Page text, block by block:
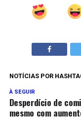
NOTÍCIAS POR
À SEGUIR
Desperdício de
mesmo com